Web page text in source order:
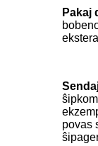
Pakaj
povas